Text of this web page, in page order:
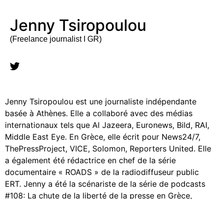
Jenny Tsiropoulou
(Freelance journalist I GR)
Jenny Tsiropoulou est une journaliste indépendante
basée à Athènes. Elle a collaboré avec des médias
internationaux tels que Al Jazeera, Euronews, Bild, RAI,
Middle East Eye. En Grèce, elle écrit pour News24/7,
ThePressProject, VICE, Solomon, Reporters United. Elle
a également été rédactrice en chef de la série
documentaire « ROADS » de la radiodiffuseur public
ERT. Jenny a été la scénariste de la série de podcasts
#108: La chute de la liberté de la presse en Grèce,